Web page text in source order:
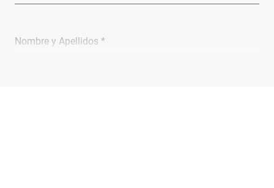
Nombre y Apellidos *